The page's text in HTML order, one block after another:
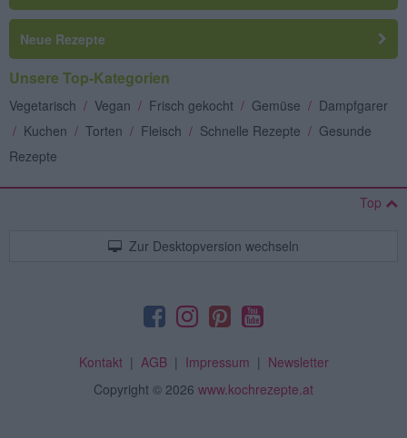
Neue Rezepte
Unsere Top-Kategorien
Vegetarisch / Vegan / Frisch gekocht / Gemüse / Dampfgarer
/ Kuchen / Torten / Fleisch / Schnelle Rezepte / Gesunde
Rezepte
Top
Zur Desktopversion wechseln
Kontakt| AGB| Impressum | Newsletter
Copyright © 2026 www.kochrezepte.at